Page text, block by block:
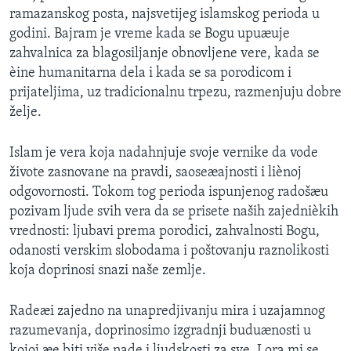
SPORT
INTERVJU
ramazanskog posta, najsvetijeg islamskog perioda u
godini. Bajram je vreme kada se Bogu upuæuje
zahvalnica za blagosiljanje obnovljene vere, kada se
èine humanitarna dela i kada se sa porodicom i
prijateljima, uz tradicionalnu trpezu, razmenjuju dobre
želje.
Islam je vera koja nadahnjuje svoje vernike da vode
živote zasnovane na pravdi, saoseæajnosti i liènoj
odgovornosti. Tokom tog perioda ispunjenog radošæu
pozivam ljude svih vera da se prisete naših zajednièkih
vrednosti: ljubavi prema porodici, zahvalnosti Bogu,
odanosti verskim slobodama i poštovanju raznolikosti
koja doprinosi snazi naše zemlje.
Radeæi zajedno na unapredjivanju mira i uzajamnog
razumevanja, doprinosimo izgradnji buduænosti u